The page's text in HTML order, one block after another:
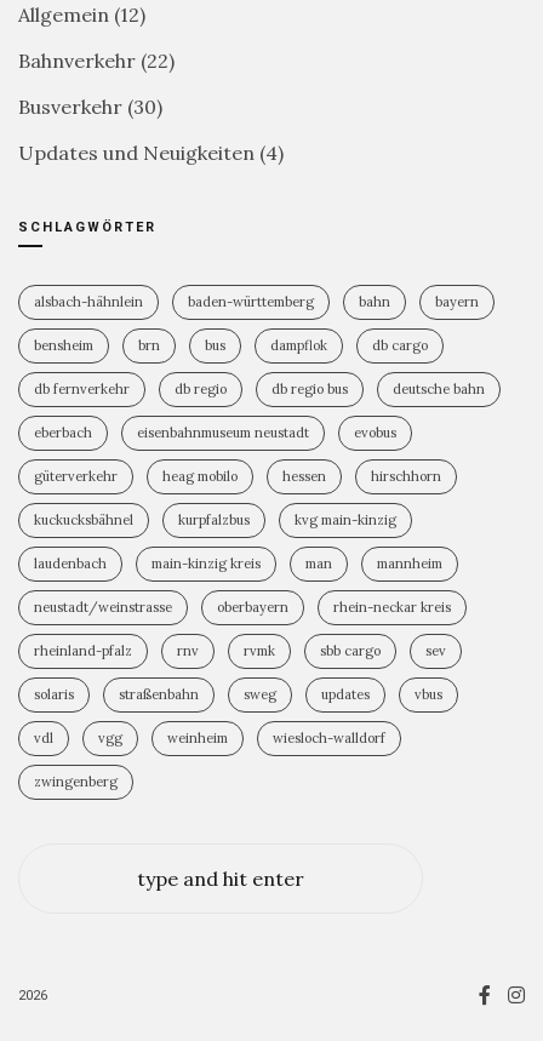
Allgemein (12)
Bahnverkehr (22)
Busverkehr (30)
Updates und Neuigkeiten (4)
SCHLAGWÖRTER
alsbach-hähnlein baden-württemberg bahn bayern
bensheim brn bus dampflok db cargo
db fernverkehr db regio db regio bus deutsche bahn
eberbach eisenbahnmuseum neustadt evobus
güterverkehr heag mobilo hessen hirschhorn
kuckucksbähnel kurpfalzbus kvg main-kinzig
laudenbach main-kinzig kreis man mannheim
neustadt/weinstrasse oberbayern rhein-neckar kreis
rheinland-pfalz rnv rvmk sbb cargo sev
solaris straßenbahn sweg updates vbus
vdl vgg weinheim wiesloch-walldorf
zwingenberg
2026